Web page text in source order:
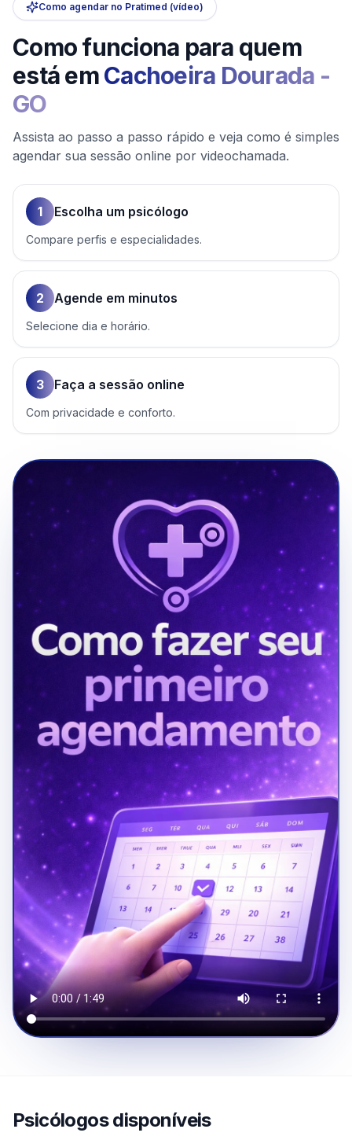
Como agendar no Pratimed (vídeo)
Como funciona para quem
está em Cachoeira Dourada -
GO
Assista ao passo a passo rápido e veja como é simples
agendar sua sessão online por videochamada.
1 Escolha um psicólogo
Compare perfis e especialidades.
2 Agende em minutos
Selecione dia e horário.
3 Faça a sessão online
Com privacidade e conforto.
Psicólogos disponíveis